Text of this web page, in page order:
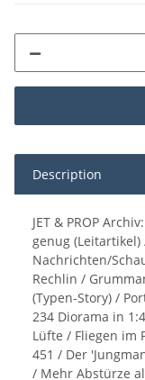
Description
JET & PROP
genug
Nachrichten/
Rechlin /
(Typen-Story) /
234 Diorama in
Lüfte / Fliegen im
451 / Der
/ Mehr Abstürze